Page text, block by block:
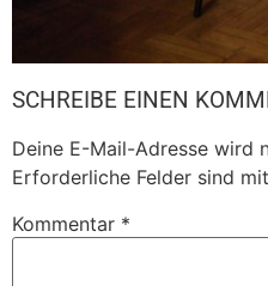
SCHREIBE EINEN
Deine E-Mail-Adresse wird
Erforderliche Felder sind mit
Kommentar *